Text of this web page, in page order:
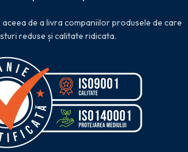
de a livra companiilor produsele de care
reduse și calitate ridicata.